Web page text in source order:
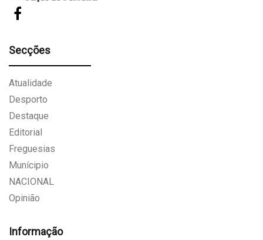
Secções
Atualidade
Desporto
Destaque
Editorial
Freguesias
Munícipio
NACIONAL
Opinião
Informação